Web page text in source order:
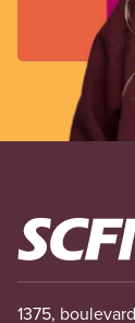
Image
1375,